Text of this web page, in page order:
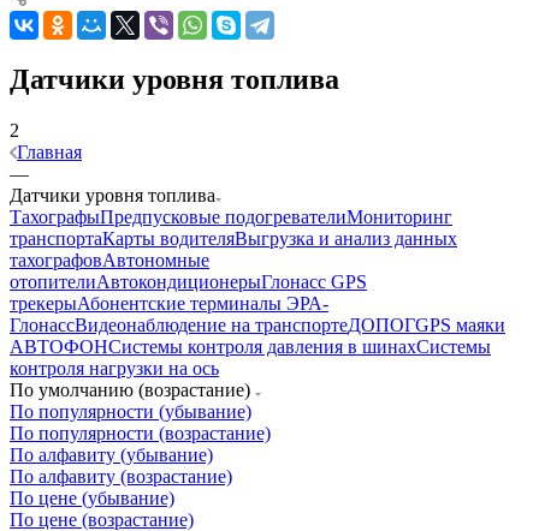
Датчики уровня топлива
2
Главная
—
Датчики уровня топлива
ТахографыПредпусковые подогревателиМониторинг
транспортаКарты водителяВыгрузка и анализ данных
тахографовАвтономные
отопителиАвтокондиционерыГлонасс GPS
трекерыАбонентские терминалы ЭРА-
ГлонассВидеонаблюдение на транспортеДОПОГGPS маяки
АВТОФОНСистемы контроля давления в шинахСистемы
контроля нагрузки на ось
По умолчанию (возрастание)
По популярности (убывание)
По популярности (возрастание)
По алфавиту (убывание)
По алфавиту (возрастание)
По цене (убывание)
По цене (возрастание)